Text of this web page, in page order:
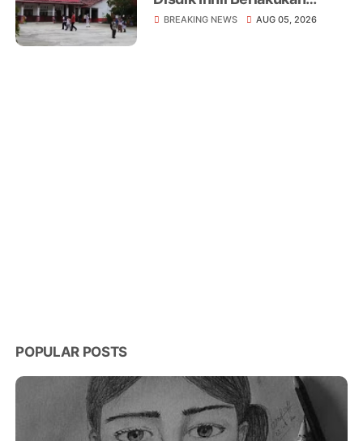
Belajar dari Rumah di
BREAKING NEWS AUG 05, 2026
POPULAR POSTS